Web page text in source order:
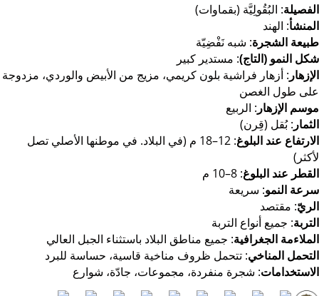
الفصيلة: البُقُولِيَّة (بقماوات)
المنشأ: الهند
طبيعة الشجرة: شبه نَفْضِيّة
شكل النمو (التاج): مستدير كبير
الإزهار : أزهار فراشية بلون كريمي، مزيج من الأبيض والوردي، مزدوجة
على طول الغصن
موسم الإزهار : الربيع
الثمار : بُقل (قِرن)
الارتفاع عند البلوغ
: 12–18 م (في البلاد. في موطنها الأصلي تصل
لأكثر)
القطر عند البلوغ: 8–10 م
سرعة النمو: سريعة
الريّ: مقتصد
التربة: جميع أنواع التربة
الملاءمة الجغرافية: جميع مناطق البلاد باستثناء الجبل العالي
التحمل المناخي: تتحمل ظروف مناخية قاسية، حساسة للبرد
الاستخدامات: شجرة منفردة، مجموعات، جادّة، شوارع